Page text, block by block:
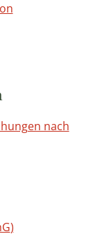
nach
)